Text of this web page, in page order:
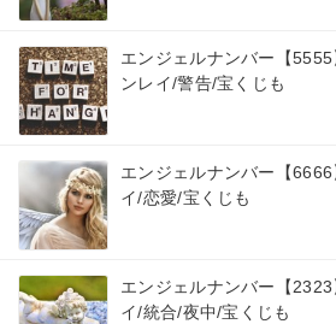
エンジェルナンバー【
ンレイ/警告/宝くじも
エンジェルナンバー【
イ/恋愛/宝くじも
エンジェルナンバー【
イ/統合/夜中/宝くじも